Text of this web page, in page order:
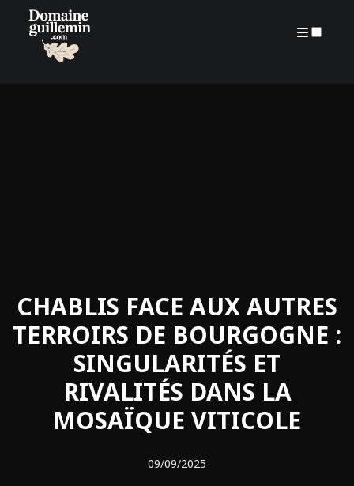
CHABLIS FACE AUX AUTRES
TERROIRS DE BOURGOGNE :
SINGULARITÉS ET
RIVALITÉS DANS LA
MOSAÏQUE VITICOLE
09/09/2025